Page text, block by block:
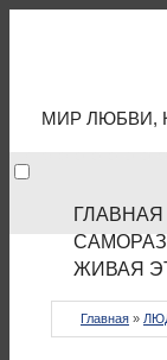
МИР ЛЮБВИ,
ГЛАВНАЯ
ЖИВАЯ
Главная »